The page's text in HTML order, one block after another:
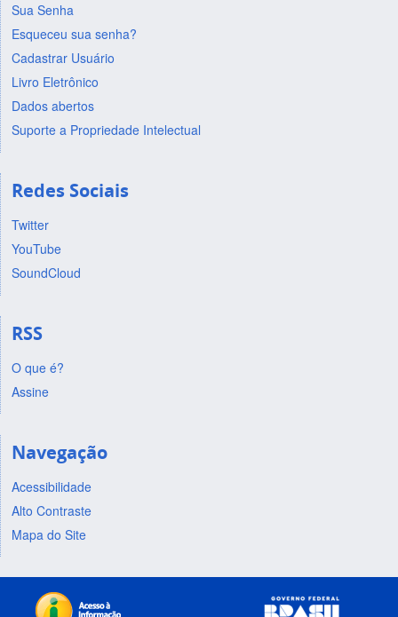
Sua Senha
Esqueceu sua senha?
Cadastrar Usuário
Livro Eletrônico
Dados abertos
Suporte a Propriedade Intelectual
Redes Sociais
Twitter
YouTube
SoundCloud
RSS
O que é?
Assine
Navegação
Acessibilidade
Alto Contraste
Mapa do Site